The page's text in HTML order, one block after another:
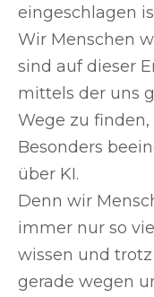
eingeschlagen
Wir Menschen
sind auf dieser
mittels der uns
Wege zu
Besonders
über KI.
Denn wir
immer nur so
wissen und
gerade wegen